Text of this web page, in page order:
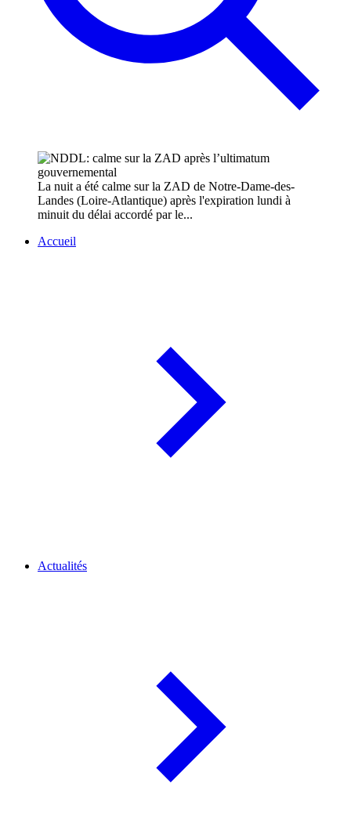
La nuit a été calme sur la ZAD de Notre-Dame-des-
Landes (Loire-Atlantique) après l'expiration lundi à
minuit du délai accordé par le...
Accueil
Actualités